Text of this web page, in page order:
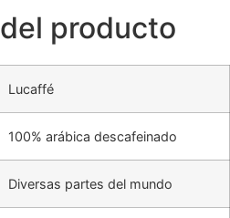
del producto
Lucaffé
100% arábica descafeinado
Diversas partes del mundo